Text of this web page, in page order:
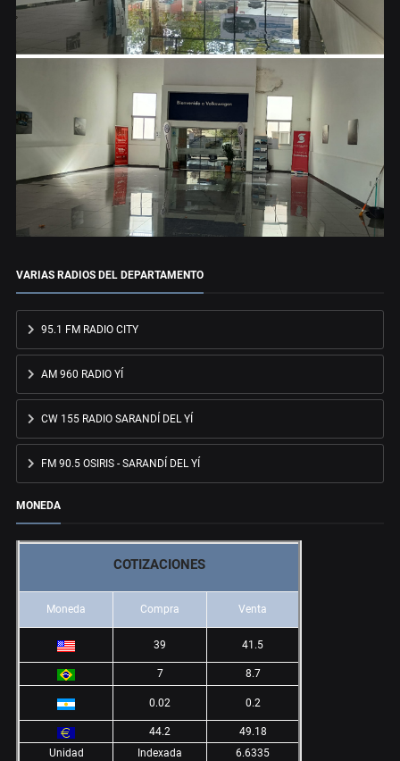
VARIAS RADIOS DEL DEPARTAMENTO
95.1 FM RADIO CITY
AM 960 RADIO YÍ
CW 155 RADIO SARANDÍ DEL YÍ
FM 90.5 OSIRIS - SARANDÍ DEL YÍ
MONEDA
COTIZACIONES
Moneda Compra Venta
39 41.5
7 8.7
0.02 0.2
44.2
49.18
Unidad
Indexada 6.6335